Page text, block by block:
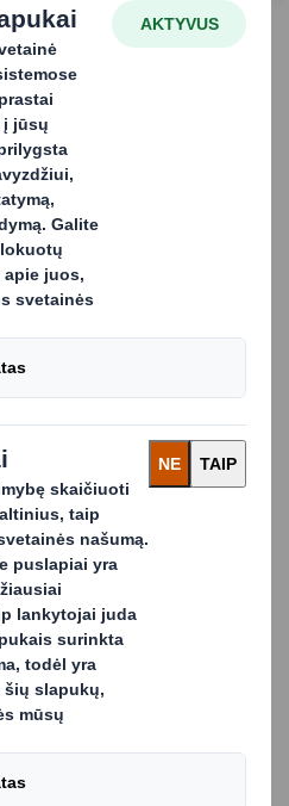
SU MUMIS
savo
vidaus
ir tvarkant yra taip
jas nuo išorinių pažeidimų.
bei ir tiekiame įvairius
pakuotės
skirtingų medžiagų ir
savybėmis.
atspari medžiaga,
formą, apsaugoti arba